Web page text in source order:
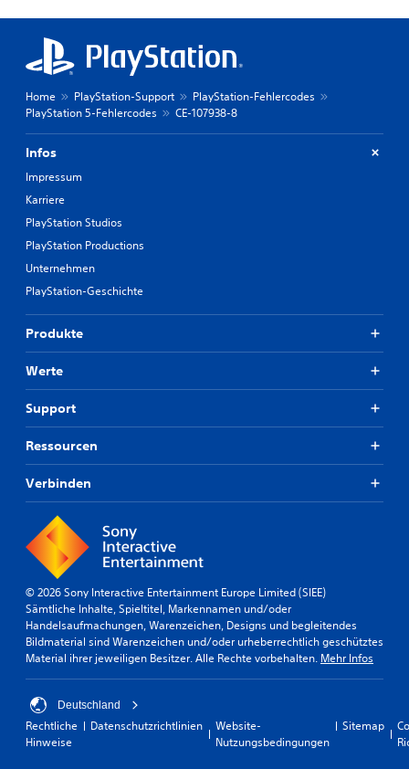
Home PlayStation-Support
PlayStation-Fehlercodes
PlayStation 5-Fehlercodes
CE-107938-8
Infos
Impressum
Karriere
PlayStation Studios
PlayStation Productions
Unternehmen
PlayStation-Geschichte
Produkte
Werte
Support
Ressourcen
Verbinden
© 2026 Sony Interactive Entertainment Europe Limited (SIEE)
Sämtliche Inhalte, Spieltitel, Markennamen und/oder
Handelsaufmachungen, Warenzeichen, Designs und begleitendes
Bildmaterial sind Warenzeichen und/oder urheberrechtlich geschütztes
Material ihrer jeweiligen Besitzer. Alle Rechte vorbehalten. Mehr Infos
Deutschland
Rechtliche
Hinweise
Datenschutzrichtlinien
Website-
Nutzungsbedingungen
Sitemap